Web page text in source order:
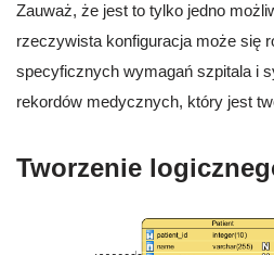
Zauważ, że jest to tylko jedno
rzeczywista konfiguracja może się
specyficznych wymagań szpitala i
rekordów medycznych, który jest
Tworzenie